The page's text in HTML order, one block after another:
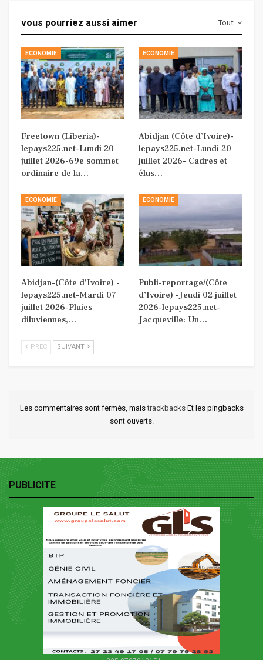
Tout
vous pourriez aussi aimer
ECONOMIE
Freetown (Liberia)-
lepays225.net-Lundi 20
juillet 2026-69e sommet
ordinaire de la…
ECONOMIE
Abidjan (Côte d’Ivoire)-
lepays225.net-Lundi 20
juillet 2026- Cadres et
élus…
ECONOMIE
Abidjan-(Côte d’Ivoire) -
lepays225.net-Mardi 07
juillet 2026-Pluies
diluviennes,…
ECONOMIE
Publi-reportage/(Côte
d’Ivoire) -Jeudi 02 juillet
2026-lepays225.net-
Jacqueville: Un…
PREC SUIVANT
Les commentaires sont fermés, maistrackbacks Et les pingbacks
sont ouverts.
PUBLICITE